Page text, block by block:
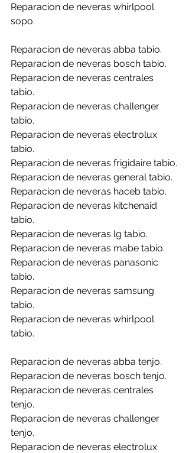
Reparacion de neveras whirlpool
sopo.
Reparacion de neveras abba tabio.
Reparacion de neveras bosch tabio.
Reparacion de neveras centrales
tabio.
Reparacion de neveras challenger
tabio.
Reparacion de neveras electrolux
tabio.
Reparacion de neveras frigidaire tabio.
Reparacion de neveras general tabio.
Reparacion de neveras haceb tabio.
Reparacion de neveras kitchenaid
tabio.
Reparacion de neveras lg tabio.
Reparacion de neveras mabe tabio.
Reparacion de neveras panasonic
tabio.
Reparacion de neveras samsung
tabio.
Reparacion de neveras whirlpool
tabio.
Reparacion de neveras abba tenjo.
Reparacion de neveras bosch tenjo.
Reparacion de neveras centrales
tenjo.
Reparacion de neveras challenger
tenjo.
Reparacion de neveras electrolux